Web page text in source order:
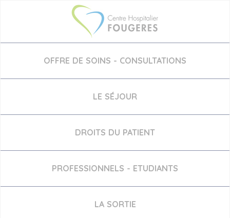
OFFRE DE SOINS - CONSULTATIONS
LE SÉJOUR
DROITS DU PATIENT
PROFESSIONNELS - ETUDIANTS
LA SORTIE